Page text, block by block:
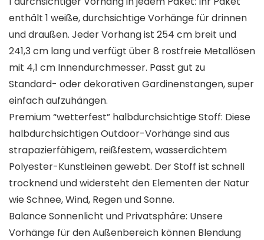
enthält 1 weiße, durchsichtige Vorhänge für drinnen
und draußen. Jeder Vorhang ist 254 cm breit und
241,3 cm lang und verfügt über 8 rostfreie Metallösen
mit 4,1 cm Innendurchmesser. Passt gut zu
Standard- oder dekorativen Gardinenstangen, super
einfach aufzuhängen.
Premium “wetterfest” halbdurchsichtige Stoff: Diese
halbdurchsichtigen Outdoor-Vorhänge sind aus
strapazierfähigem, reißfestem, wasserdichtem
Polyester-Kunstleinen gewebt. Der Stoff ist schnell
trocknend und widersteht den Elementen der Natur
wie Schnee, Wind, Regen und Sonne.
Balance Sonnenlicht und Privatsphäre: Unsere
Vorhänge für den Außenbereich können Blendung